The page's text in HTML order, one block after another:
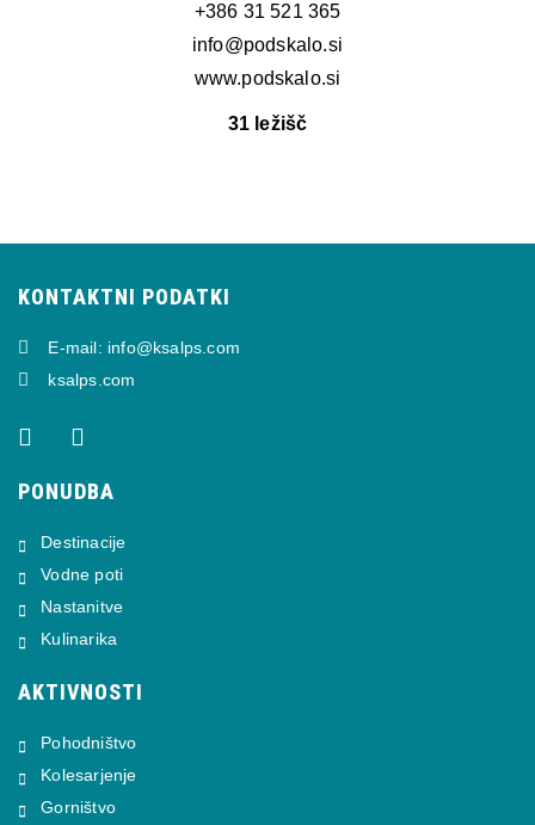
+386 31 521 365
info@podskalo.si
www.podskalo.si
31 ležišč
KONTAKTNI PODATKI
E-mail: info@ksalps.com
ksalps.com
PONUDBA
Destinacije
Vodne poti
Nastanitve
Kulinarika
AKTIVNOSTI
Pohodništvo
Kolesarjenje
Gorništvo